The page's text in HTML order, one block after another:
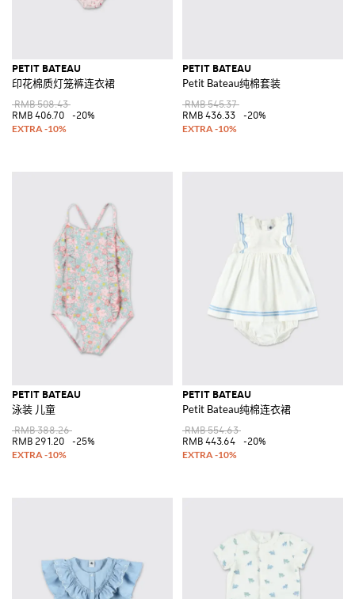
PETIT BATEAU
印花棉质灯笼裤连衣裙
RMB 508.43
RMB 406.70
-20%
PETIT BATEAU
Petit Bateau纯棉套装
RMB 545.37
RMB 436.33
-20%
PETIT BATEAU
泳装 儿童
RMB 388.26
RMB 291.20
-25%
PETIT BATEAU
Petit Bateau纯棉连衣裙
RMB 554.63
RMB 443.64
-20%